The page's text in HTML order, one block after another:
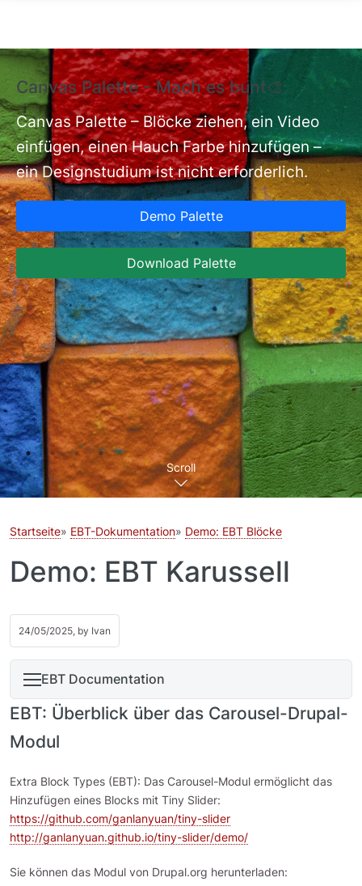
Canvas Palette - Mach es bunt🎨
Canvas Palette – Blöcke ziehen, ein Video
einfügen, einen Hauch Farbe hinzufügen –
ein Designstudium ist nicht erforderlich.
Demo Palette
Download Palette
Scroll
Startseite EBT-Dokumentation Demo: EBT Blöcke
Demo: EBT Karussell
24/05/2025, by Ivan
EBT Documentation
EBT: Überblick über das Carousel-Drupal-
Modul
Extra Block Types (EBT): Das Carousel-Modul ermöglicht das
Hinzufügen eines Blocks mit Tiny Slider:
https://github.com/ganlanyuan/tiny-slider
http://ganlanyuan.github.io/tiny-slider/demo/
Sie können das Modul von Drupal.org herunterladen: